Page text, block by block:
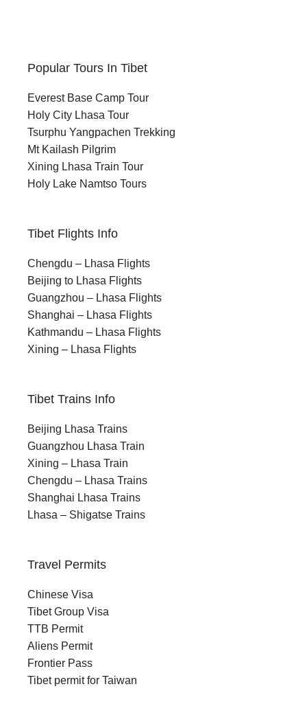
Popular Tours In Tibet
Everest Base Camp Tour
Holy City Lhasa Tour
Tsurphu Yangpachen Trekking
Mt Kailash Pilgrim
Xining Lhasa Train Tour
Holy Lake Namtso Tours
Tibet Flights Info
Chengdu – Lhasa Flights
Beijing to Lhasa Flights
Guangzhou – Lhasa Flights
Shanghai – Lhasa Flights
Kathmandu – Lhasa Flights
Xining – Lhasa Flights
Tibet Trains Info
Beijing Lhasa Trains
Guangzhou Lhasa Train
Xining – Lhasa Train
Chengdu – Lhasa Trains
Shanghai Lhasa Trains
Lhasa – Shigatse Trains
Travel Permits
Chinese Visa
Tibet Group Visa
TTB Permit
Aliens Permit
Frontier Pass
Tibet permit for Taiwan